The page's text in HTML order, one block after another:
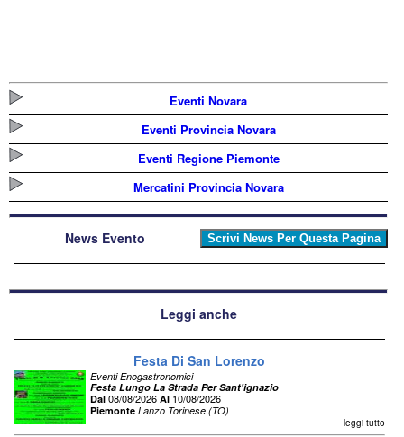
Eventi Novara
Eventi Provincia Novara
Eventi Regione Piemonte
Mercatini Provincia Novara
News Evento
Leggi anche
Festa Di San Lorenzo
Eventi Enogastronomici
Festa Lungo La Strada Per Sant'ignazio
Dal 08/08/2026 Al 10/08/2026
Piemonte Lanzo Torinese (TO)
leggi tutto